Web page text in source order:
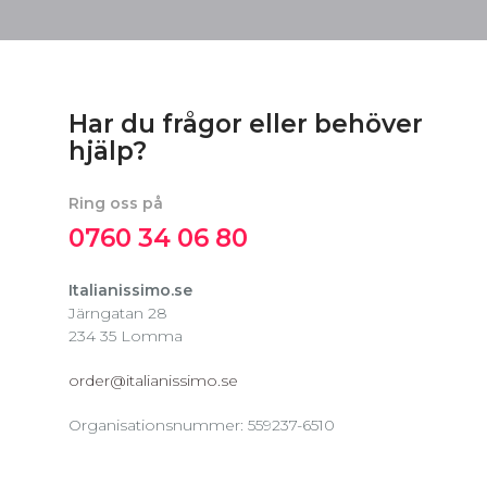
Har du frågor eller behöver
hjälp?
Ring oss på
0760 34 06 80
Italianissimo.se
Järngatan 28
234 35 Lomma
order@italianissimo.se
Organisationsnummer: 559237-6510